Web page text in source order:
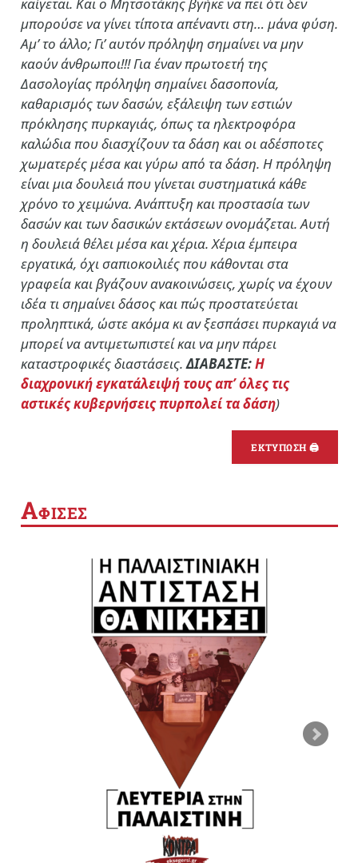
καίγεται. Και ο Μητσοτάκης βγήκε να πει ότι δεν
μπορούσε να γίνει τίποτα απέναντι στη… μάνα φύση.
Αμ’ το άλλο; Γι’ αυτόν πρόληψη σημαίνει να μην
καούν άνθρωποι!!! Για έναν πρωτοετή της
Δασολογίας πρόληψη σημαίνει δασοπονία,
καθαρισμός των δασών, εξάλειψη των εστιών
πρόκλησης πυρκαγιάς, όπως τα ηλεκτροφόρα
καλώδια που διασχίζουν τα δάση και οι αδέσποτες
χωματερές μέσα και γύρω από τα δάση. Η πρόληψη
είναι μια δουλειά που γίνεται συστηματικά κάθε
χρόνο το χειμώνα. Ανάπτυξη και προστασία των
δασών και των δασικών εκτάσεων ονομάζεται. Αυτή
η δουλειά θέλει μέσα και χέρια. Χέρια έμπειρα
εργατικά, όχι σαπιοκοιλιές που κάθονται στα
γραφεία και βγάζουν ανακοινώσεις, χωρίς να έχουν
ιδέα τι σημαίνει δάσος και πώς προστατεύεται
προληπτικά, ώστε ακόμα κι αν ξεσπάσει πυρκαγιά να
μπορεί να αντιμετωπιστεί και να μην πάρει
καταστροφικές διαστάσεις.ΔΙΑΒΑΣΤΕ:Η
διαχρονική εγκατάλειψή τους απ’ όλες τις
αστικές κυβερνήσεις πυρπολεί τα δάση)
ΕΚΤΥΠΩΣΗ 🖨
ΑΦΙΣΕΣ